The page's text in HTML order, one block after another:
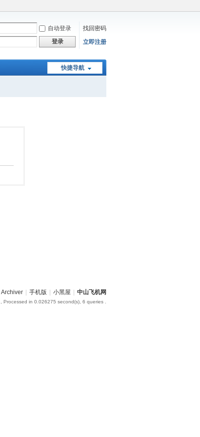
自动登录
找回密码
登录 立即注册
快捷导航
Archiver 手机版 小黑屋 中山飞机网
, Processed in 0.026275 second(s), 6 queries .